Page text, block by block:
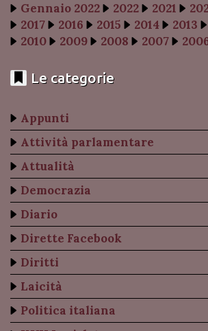
Gennaio 2022 2022 2021
2017
2016 2015 2014 2013
2010
2009 2008 2007
Le categorie
Appunti
Attività parlamentare
Attualità
Democrazia
Diario
Dirette Facebook
Diritti
Laicità
Politica italiana